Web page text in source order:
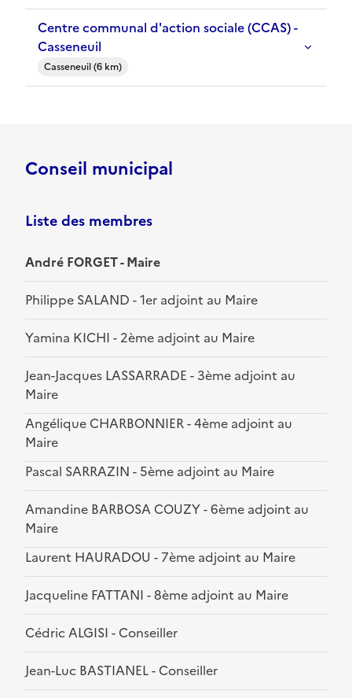
Centre communal d'action sociale (CCAS) -
Casseneuil
Casseneuil (6 km)
Conseil municipal
Liste des membres
André FORGET - Maire
Philippe SALAND - 1er adjoint au Maire
Yamina KICHI - 2ème adjoint au Maire
Jean-Jacques LASSARRADE - 3ème adjoint au
Maire
Angélique CHARBONNIER - 4ème adjoint au
Maire
Pascal SARRAZIN - 5ème adjoint au Maire
Amandine BARBOSA COUZY - 6ème adjoint au
Maire
Laurent HAURADOU - 7ème adjoint au Maire
Jacqueline FATTANI - 8ème adjoint au Maire
Cédric ALGISI - Conseiller
Jean-Luc BASTIANEL - Conseiller